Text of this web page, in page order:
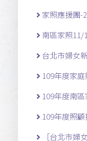
家照應援團-
南區家照11/
台北市婦女
109年度家
109年度南
109年度照
［台北市婦